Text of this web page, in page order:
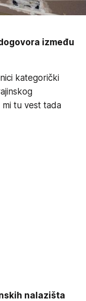
između
kategorički
mi tu vest tada
nalazišta